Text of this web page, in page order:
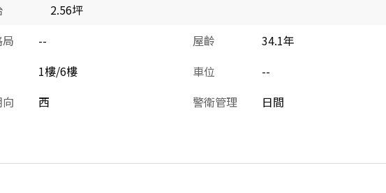
2.56坪
-- 屋齡
34.1年
1樓/6樓 車位
--
西 警衛管理
日間